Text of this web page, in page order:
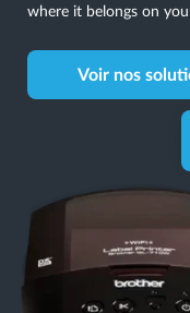
a lasting impression.
Voir nos
Kiosks